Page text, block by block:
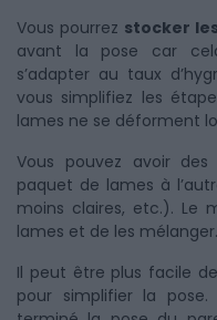
Vous pourrez stocker
avant la pose car
s’adapter au taux
vous simplifiez les
lames ne se déforment
Vous pouvez avoir
paquet de lames à
moins claires, etc.). Le
lames et de les mélanger.
Il peut être plus facile
pour simplifier la pose.